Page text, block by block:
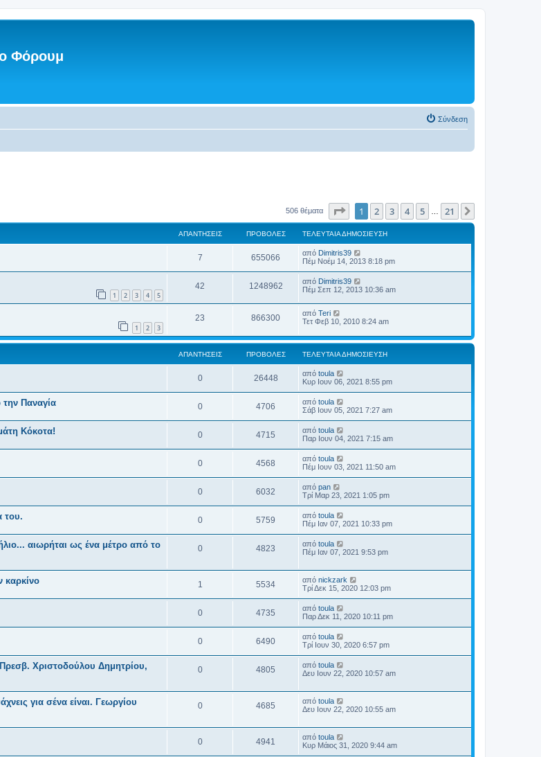
Φόρουμ
Σύνδεση
506 θέματα Σελίδα1 από 21
1 2 3 4 5 21
ΑΠΑΝΤΉΣΕΙΣ ΠΡΟΒΟΛΈΣ ΤΕΛΕΥΤΑΊΑ ΔΗΜΟΣΊΕΥΣΗ
7 655066 από Dimitris39
Πέμ Νοέμ 14, 2013 8:18 pm
1 2 3 4 5
42 1248962 από Dimitris39
Πέμ Σεπ 12, 2013 10:36 am
1 2 3
23 866300 από Teri
Τετ Φεβ 10, 2010 8:24 am
ΑΠΑΝΤΉΣΕΙΣ ΠΡΟΒΟΛΈΣ ΤΕΛΕΥΤΑΊΑ ΔΗΜΟΣΊΕΥΣΗ
0 26448 από toula
Κυρ Ιουν 06, 2021 8:55 pm
Παναγία 0 4706 από toula
Σάβ Ιουν 05, 2021 7:27 am
Κόκοτα! 0 4715 από toula
Παρ Ιουν 04, 2021 7:15 am
0 4568 από toula
Πέμ Ιουν 03, 2021 11:50 am
0 6032 από pan
Τρί Μαρ 23, 2021 1:05 pm
του. 0 5759 από toula
Πέμ Ιαν 07, 2021 10:33 pm
αιωρήται ως ένα μέτρο από το
0 4823 από toula
Πέμ Ιαν 07, 2021 9:53 pm
καρκίνο 1 5534 από nickzark
Τρί Δεκ 15, 2020 12:03 pm
0 4735 από toula
Παρ Δεκ 11, 2020 10:11 pm
0 6490 από toula
Τρί Ιουν 30, 2020 6:57 pm
Χριστοδούλου Δημητρίου,
0 4805 από toula
Δευ Ιουν 22, 2020 10:57 am
για σένα είναι. Γεωργίου
0 4685 από toula
Δευ Ιουν 22, 2020 10:55 am
0 4941 από toula
Κυρ Μάιος 31, 2020 9:44 am